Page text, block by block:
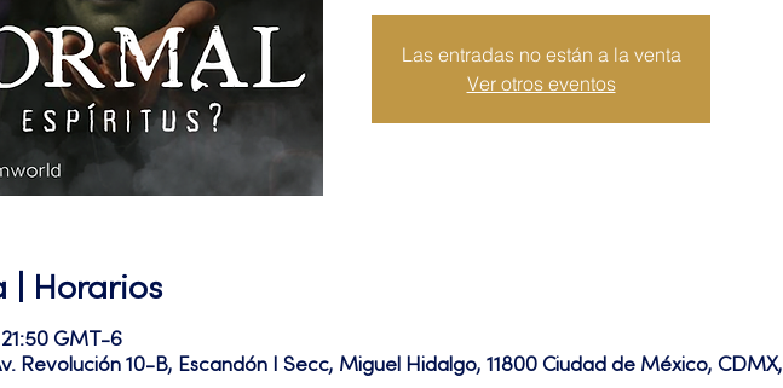
Las entradas no están a la venta
Ver otros eventos
| Horarios
GMT-6
Revolución 10-B, Escandón I Secc, Miguel Hidalgo, 11800 Ciudad de México, CDMX,